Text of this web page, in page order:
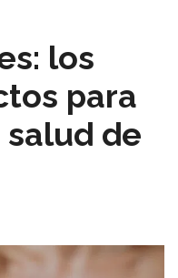
los
para
de